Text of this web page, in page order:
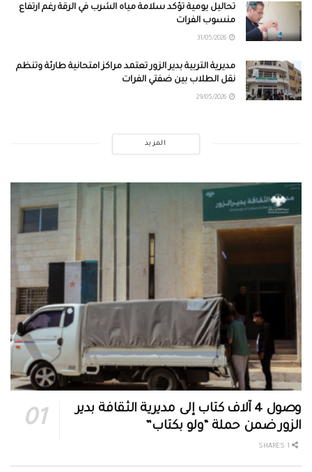
تحاليل يومية تؤكد سلامة مياه الشرب في الرقة رغم ارتفاع
منسوب الفرات
مديرية التربية بدير الزور تعتمد مراكز امتحانية طارئة وتنظم
نقل الطلاب بين ضفتي الفرات
المزيد
وصول 4 آلاف كتاب إلى مديرية الثقافة بدير
الزور ضمن حملة “ولو بكتاب”